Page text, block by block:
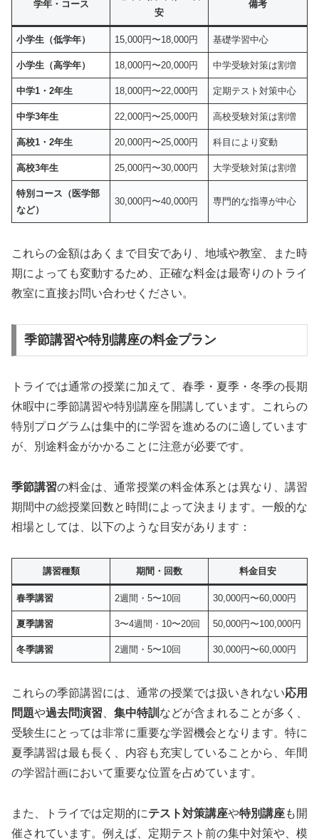
学年・コース
安
備考
小学生（低学年） 15,000円〜18,000円 基礎学習中心
小学生（高学年） 18,000円〜20,000円 中学受験対策は割増
中学1・2年生 18,000円〜22,000円 定期テスト対策中心
中学3年生 22,000円〜25,000円 高校受験対策は割増
高校1・2年生 20,000円〜25,000円 科目により変動
高校3年生 25,000円〜30,000円 大学受験対策は割増
特別コース（医学部
など）
30,000円〜40,000円 専門的な指導が中心
これらの金額はあくまで目安であり、地域や教室、また時
期によっても変動するため、正確な料金は最寄りのトライ
教室に直接お問い合わせください。
季節講習や特別講座の料金プラン
トライでは通常の授業に加えて、春季・夏季・冬季の長期
休暇中に季節講習や特別講座を開講しています。これらの
特別プログラムは集中的に学習を進めるのに適しています
が、別途料金がかかることに注意が必要です。
季節講習の料金は、通常授業の料金体系とは異なり、講習
期間中の総授業回数と時間によって決まります。一般的な
相場としては、以下のような目安があります：
講習種類 期間・回数 料金目安
春季講習 2週間・5〜10回 30,000円〜60,000円
夏季講習 3〜4週間・10〜20回 50,000円〜100,000円
冬季講習 2週間・5〜10回 30,000円〜60,000円
これらの季節講習には、通常の授業では扱いきれない応用
問題や過去問演習 集中特訓 などが含まれることが多く、
受験生にとっては非常に重要な学習機会となります。特に
夏季講習は最も長く、内容も充実していることから、年間
の学習計画において重要な位置を占めています。
また、トライでは定期的にテスト対策講座や特別講座も開
催されています。例えば、定期テスト前の集中対策や、模